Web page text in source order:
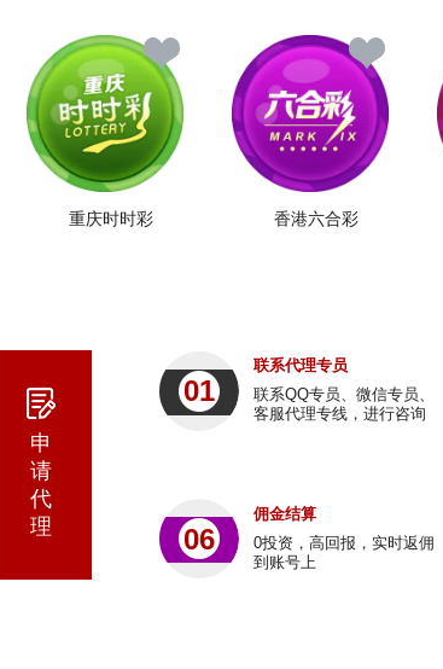
重庆时时彩 香港六合彩
申
请
代
理
01
联系代理专员
联系QQ专员、微信专员、
客服代理专线，进行咨询
06
佣金结算
0投资，高回报，实时返佣
到账号上